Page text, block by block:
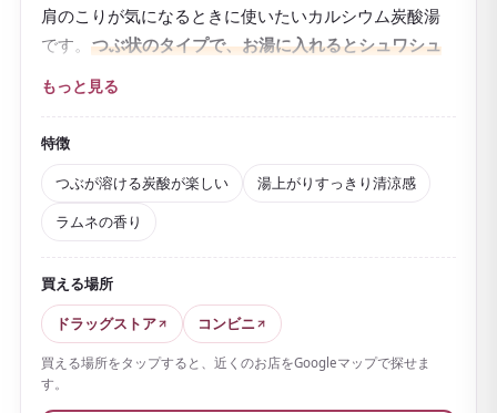
肩のこりが気になるときに使いたいカルシウム炭酸湯
です。 つぶ状のタイプで、お湯に入れるとシュワシュ
ワと炭酸が溶け出していく
炭酸ガスと炭酸カルシウムの働きで温浴効果を高め、
体を芯からじんわり温めます。疲労回復や肩のこり、
冷え症などにうれしい医薬部外品で、一日の終わりに
ゆっくり浸かりたい方にぴったり。
保湿成分の亜鉛も配合されています。
湯上がりはすっきりとした清涼感があり、汗ばむ季節
にも使いやすいのが特長です。計量スプーン付きのボ
トルや詰め替え用のほか、 1回分の分包タイプもあるの
で、お土産として配るのにも向いています。
もっと見る
特徴
つぶが溶ける炭酸が楽しい
湯上がりすっきり清涼感
ラムネの香り
買える場所
ドラッグストア
コンビニ
買える場所をタップすると、近くのお店をGoogleマップで探せま
す。